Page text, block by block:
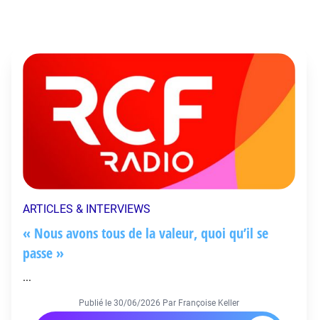
ARTICLES & INTERVIEWS
« Nous avons tous de la valeur, quoi qu’il se
passe »
...
Publié le 30/06/2026 Par Françoise Keller